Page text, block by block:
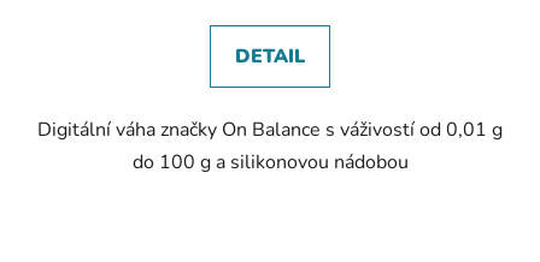
DETAIL
Digitální váha značky On Balance s váživostí od 0,01 g
do 100 g a silikonovou nádobou